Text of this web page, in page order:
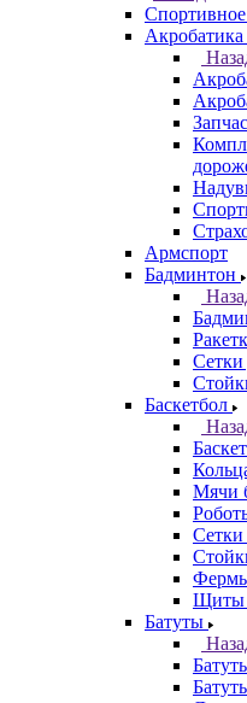
Акробатика
Армспорт
Бадминтон
Сетки
Баскетбол
Мячи
Сетки
Щиты
Батуты